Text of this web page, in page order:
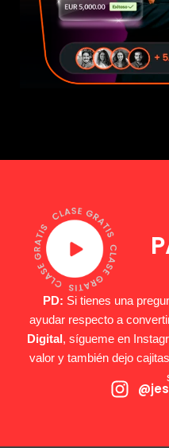
PD: Si tienes una
ayudar respecto a
Digital, sígueme en
valor y también dejo